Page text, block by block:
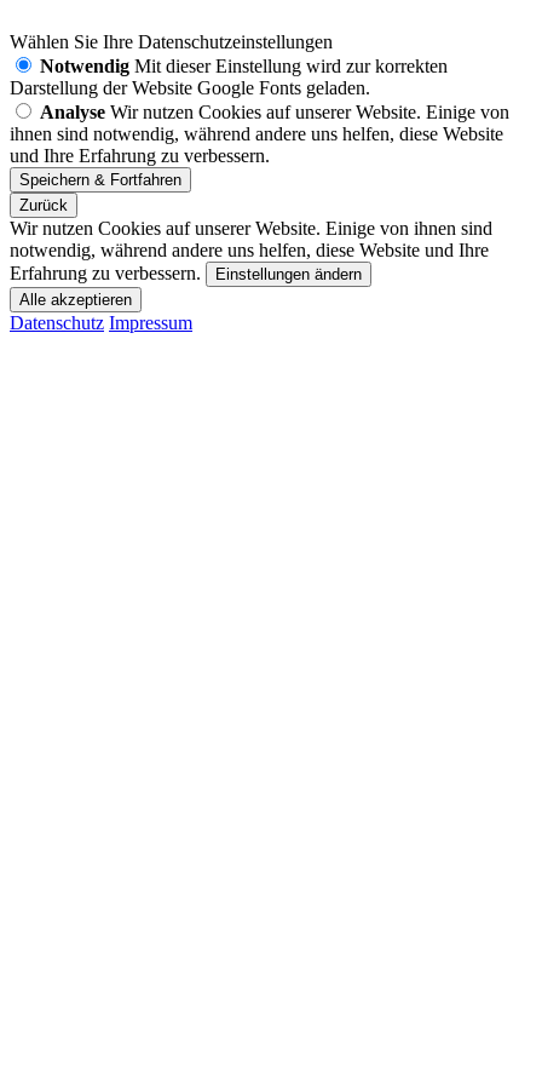
Wählen Sie Ihre Datenschutzeinstellungen
Notwendig Mit dieser Einstellung wird zur korrekten
Darstellung der Website Google Fonts geladen.
Analyse Wir nutzen Cookies auf unserer Website. Einige von
ihnen sind notwendig, während andere uns helfen, diese Website
und Ihre Erfahrung zu verbessern.
Zurück
Wir nutzen Cookies auf unserer Website. Einige von ihnen sind
notwendig, während andere uns helfen, diese Website und Ihre
Erfahrung zu verbessern.
Einstellungen ändern
Datenschutz Impressum